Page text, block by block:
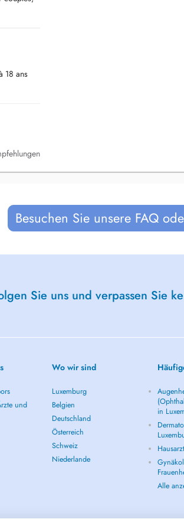
18 ans
Besuchen Sie unsere FAQ
Sie uns und verpassen Sie
und
Wo wir sind
Luxemburg
Belgien
Deutschland
Österreich
Schweiz
Niederlande
in
Alle